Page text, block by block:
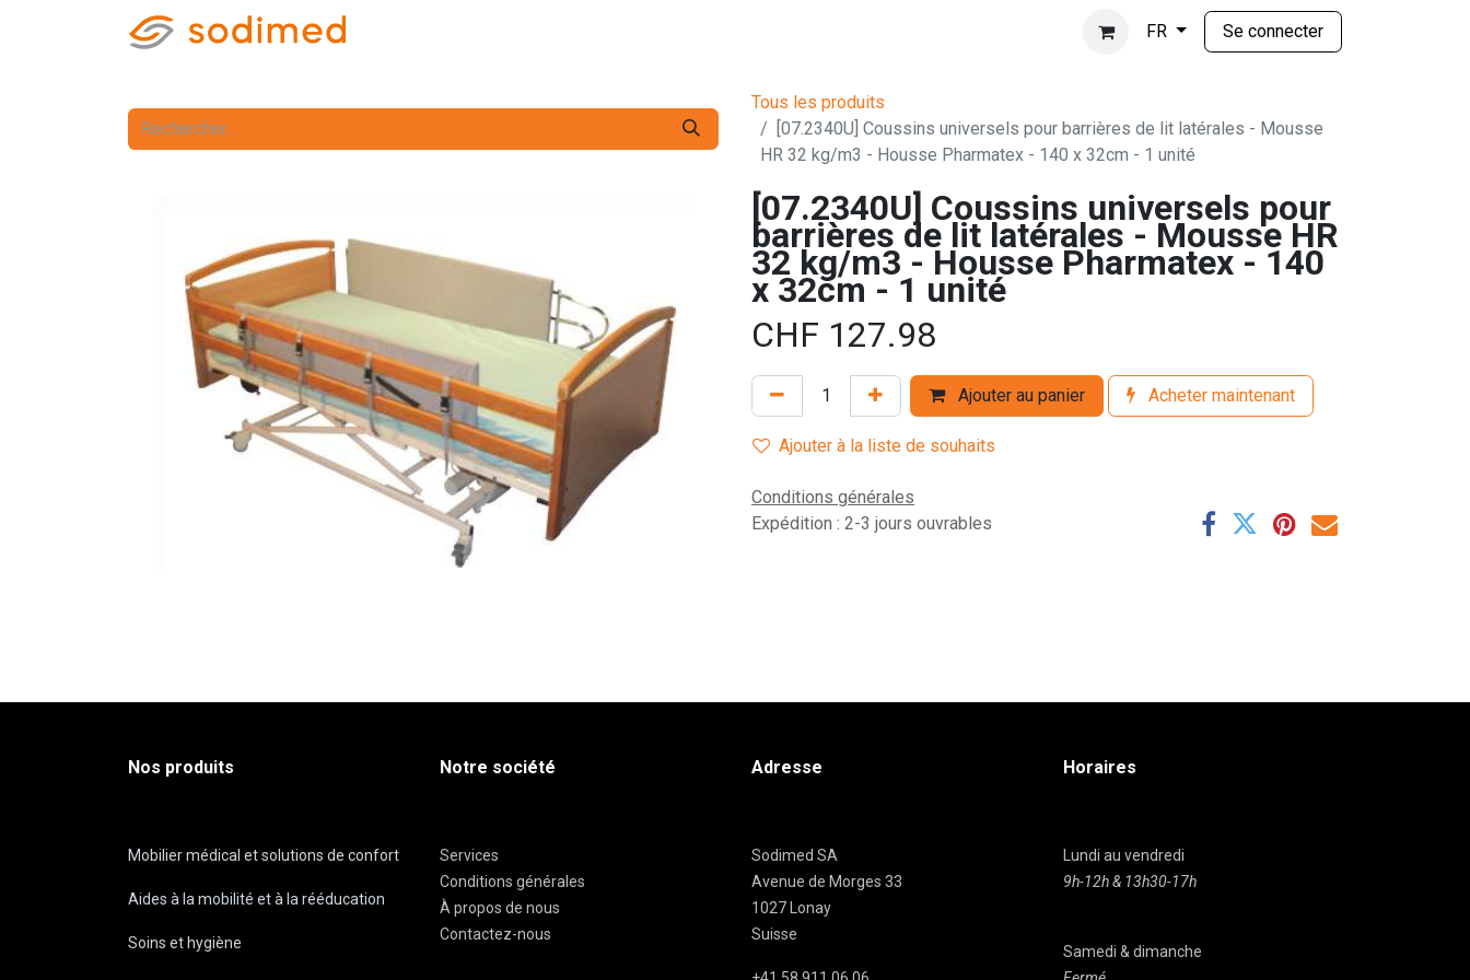
FR Se connecter
Tous les produits
[07.2340U] Coussins universels pour barrières de lit latérales - Mousse
HR 32 kg/m3 - Housse Pharmatex - 140 x 32cm - 1 unité
[07.2340U] Coussins universels pour
barrières de lit latérales - Mousse HR
32 kg/m3 - Housse Pharmatex - 140
x 32cm - 1 unité
CHF 127.98
Ajouter au panier Acheter maintenant
Ajouter à la liste de souhaits
Conditions générales
Expédition : 2-3 jours ouvrables
Nos produits
Mobilier médical et solutions de confort
Aides à la mobilité et à la rééducation
Soins et hygiène
Notre société
Services
Conditions générales
À propos de nous
Contactez-nous
Adresse
Sodimed SA
Avenue de Morges 33
1027 Lonay
Suisse
Horaires
Lundi au vendredi
9h-12h & 13h30-17h
Samedi & dimanche